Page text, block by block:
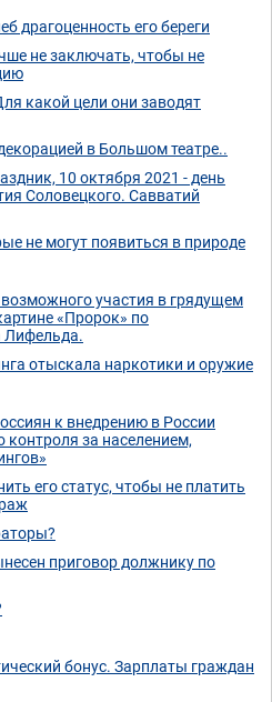
драгоценность его береги
не заключать, чтобы не
какой цели они заводят
в Большом театре..
10 октября 2021 - день
Соловецкого. Савватий
не могут появиться в природе
участия в грядущем
«Пророк» по
Лифельда.
отыскала наркотики и оружие
к внедрению в России
за населением,
его статус, чтобы не платить
приговор должнику по
бонус. Зарплаты граждан